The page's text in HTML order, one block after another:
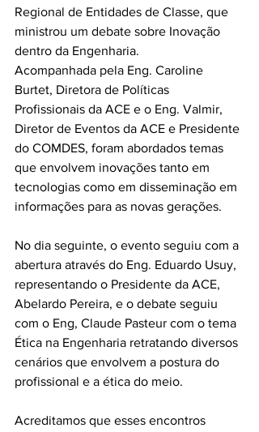
Regional de Entidades de Classe, que
ministrou um debate sobre Inovação
dentro da Engenharia.
Acompanhada pela Eng. Caroline
Burtet, Diretora de Políticas
Profissionais da ACE e o Eng. Valmir,
Diretor de Eventos da ACE e Presidente
do COMDES, foram abordados temas
que envolvem inovações tanto em
tecnologias como em disseminação em
informações para as novas gerações.
No dia seguinte, o evento seguiu com a
abertura através do Eng. Eduardo Usuy,
representando o Presidente da ACE,
Abelardo Pereira, e o debate seguiu
com o Eng, Claude Pasteur com o tema
Ética na Engenharia retratando diversos
cenários que envolvem a postura do
profissional e a ética do meio.
Acreditamos que esses encontros